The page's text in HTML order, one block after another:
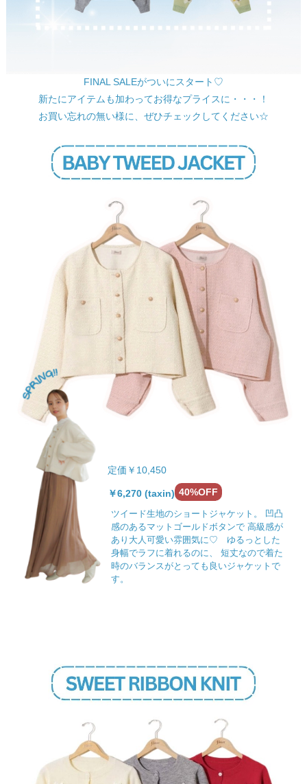
FINAL SALEがついにスタート♡
新たにアイテムも加わってお得なプライスに・・・！
お買い忘れの無い様に、ぜひチェックしてください☆
定価￥10,450
￥6,270 (taxin) 40%OFF
ツイード生地のショートジャケット。 凹凸
感のあるマットゴールドボタンで 高級感が
あり大人可愛い雰囲気に♡ ゆるっとした
身幅でラフに着れるのに、 短丈なので着た
時のバランスがとっても良いジャケットで
す。